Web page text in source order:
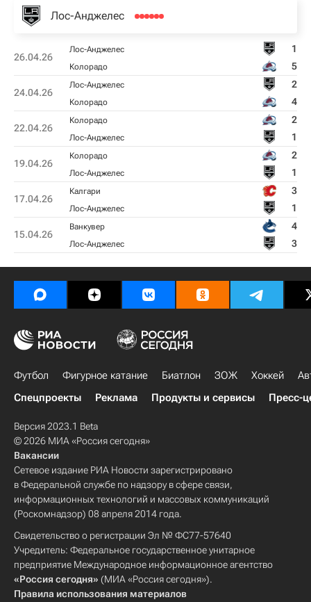
Лос-Анджелес
26.04.26
Лос-Анджелес 1
Колорадо 5
24.04.26
Лос-Анджелес 2
Колорадо 4
22.04.26
Колорадо 2
Лос-Анджелес 1
19.04.26
Колорадо 2
Лос-Анджелес 1
17.04.26
Калгари 3
Лос-Анджелес 1
15.04.26
Ванкувер 4
Лос-Анджелес 3
Футбол Фигурное катание Биатлон ЗОЖ Хоккей
Спецпроекты
Реклама Продукты и сервисы Пресс-
Версия 2023.1 Beta
© 2026 МИА «Россия сегодня»
Вакансии
Сетевое издание РИА Новости зарегистрировано
в Федеральной службе по надзору в сфере связи,
информационных технологий и массовых коммуникаций
(Роскомнадзор) 08 апреля 2014 года.
Свидетельство о регистрации Эл № ФС77-57640
Учредитель: Федеральное государственное унитарное
предприятие Международное информационное агентство
«Россия сегодня» (МИА «Россия сегодня»).
Правила использования материалов